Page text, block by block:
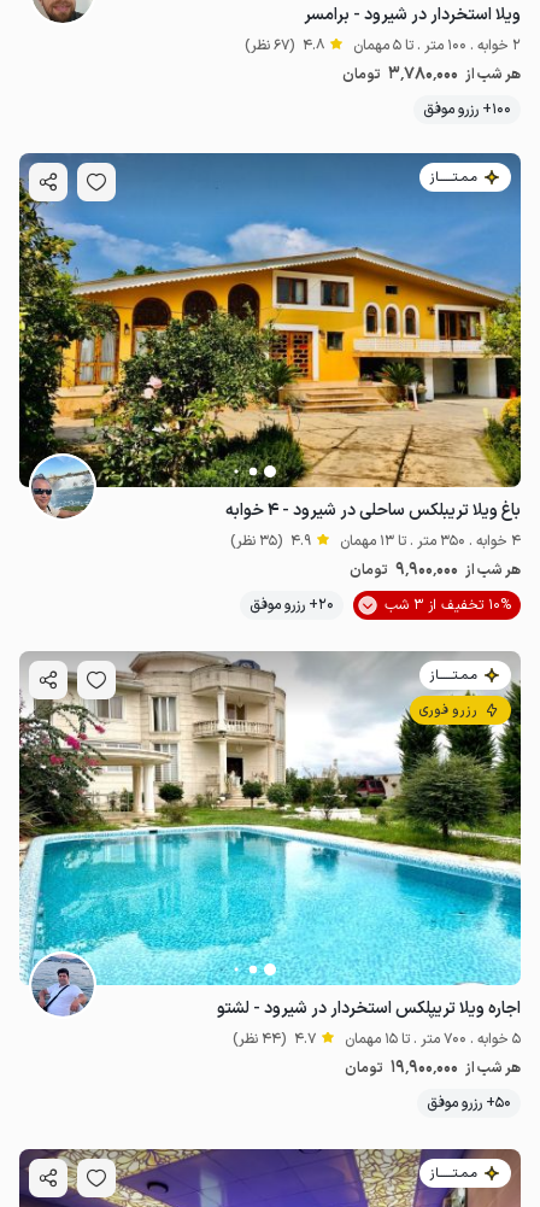
ویلا استخردار در شیرود - برامسر
2 خوابه . 100 متر . تا 5 مهمان 4.8 (67 نظر)
هر شب از 3٬780٬000 تومان
100+ رزرو موفق
مـمـتــــــاز
باغ ویلا تریبلکس ساحلی در شیرود - ۴ خوابه
4 خوابه . 350 متر . تا 13 مهمان 4.9 (35 نظر)
هر شب از 9٬900٬000 تومان
10% تخفیف از 3 شب
20+ رزرو موفق
مـمـتــــــاز
رزرو فوری
اجاره ویلا تریپلکس استخردار در شیرود - لشتو
5 خوابه . 700 متر . تا 15 مهمان 4.7 (44 نظر)
هر شب از 19٬900٬000 تومان
50+ رزرو موفق
مـمـتــــــاز